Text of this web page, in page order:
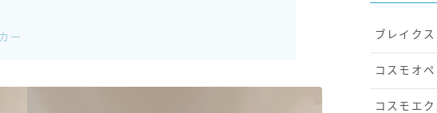
ー ブレイク
コスモオ
コスモエ